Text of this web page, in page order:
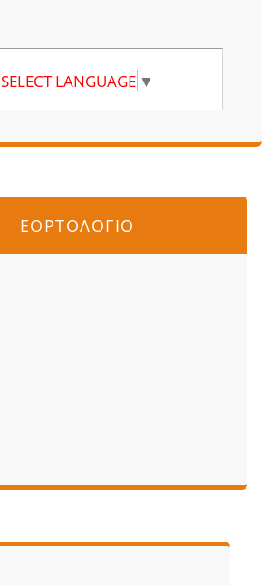
SELECT LANGUAGE ▼
ΕΟΡΤΟΛΟΓΙΟ